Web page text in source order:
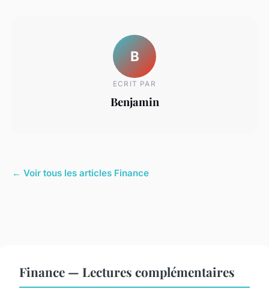
B
ECRIT PAR
Benjamin
← Voir tous les articles Finance
Finance — Lectures complémentaires